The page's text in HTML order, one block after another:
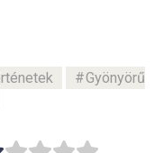
Gyönyörű